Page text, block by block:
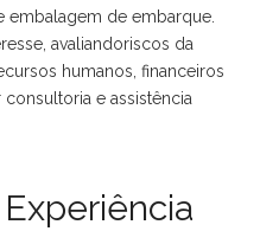
embalagem de embarque.
avaliandoriscos da
humanos, financeiros
e assistência